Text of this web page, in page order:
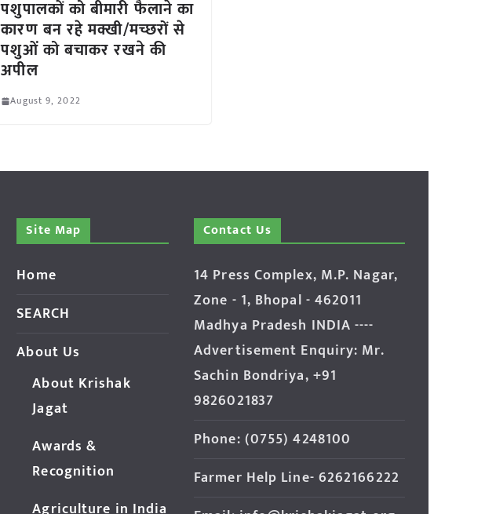
पशुपालकों को बीमारी फैलाने का
कारण बन रहे मक्खी/मच्छरों से
पशुओं को बचाकर रखने की
अपील
August 9, 2022
Site Map
Home
SEARCH
About Us
About Krishak
Jagat
Awards &
Recognition
Contact Us
14 Press Complex, M.P. Nagar,
Zone - 1, Bhopal - 462011
Madhya Pradesh INDIA ----
Advertisement Enquiry: Mr.
Sachin Bondriya, +91
9826021837
Phone: (0755) 4248100
Farmer Help Line- 6262166222